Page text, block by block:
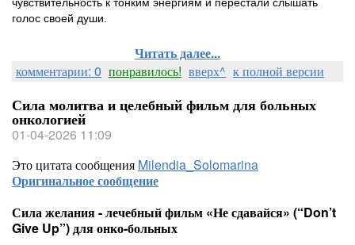
голос своей души.
Читать далее...
комментарии: 0 понравилось! вверх^ к полной версии
Сила молитва и целебный фильм для больных
онкологией
01-04-2026 11:09
Это цитата сообщения Milendia_Solomarina
Оригинальное сообщение
Сила желания - лечебный фильм «Не сдавайся» (“Don’t
Give Up”) для онко-больных